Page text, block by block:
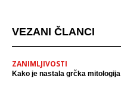
VEZANI ČLANCI
ZANIMLJIVOSTI
Kako je nastala grčka mitologija